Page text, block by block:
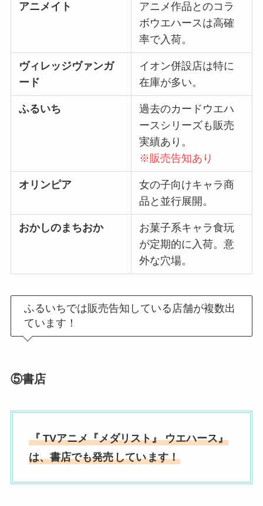
アニメイト
アニメ作品とのコラ
ボウエハースは高確
率で入荷。
ヴィレッジヴァンガ
ード
イオン併設店は特に
在庫が多い。
ふるいち
過去のカードウエハ
ースシリーズも販売
実績あり。
※販売告知あり
オリンピア
女の子向けキャラ商
品と並行展開。
おかしのまちおか
お菓子系キャラ食玩
が定期的に入荷。意
外な穴場。
ふるいちでは販売告知している店舗が複数出
ています！
⑤書店
『 TVアニメ『メダリスト』 ウエハース』
は、書店でも発売しています！